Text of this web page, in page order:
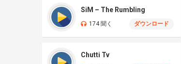
SiM – The Rumbling
174 聞く ダウンロード
Chutti Tv